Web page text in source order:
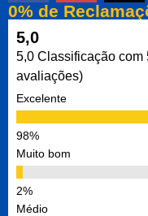
0% de
5,0
5,0 Classificação com
avaliações)
Excelente
Muito bom
Médio